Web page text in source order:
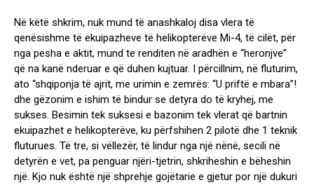
Në këtë shkrim, nuk mund të anashkaloj disa vlera të
qenësishme të ekuipazheve të helikopterëve Mi-4, të cilët, për
nga pesha e aktit, mund te renditen në aradhën e “heronjve”
që na kanë nderuar e që duhen kujtuar. I përcillnim, në fluturim,
ato “shqiponja të ajrit, me urimin e zemrës: “U priftë e mbara”!
dhe gëzonim e ishim të bindur se detyra do të kryhej, me
sukses. Besimin tek suksesi e bazonim tek vlerat që bartnin
ekuipazhet e helikopterëve, ku përfshihen 2 pilotë dhe 1 teknik
fluturues. Të tre, si vëllezër, të lindur nga një nënë, secili në
detyrën e vet, pa penguar njëri-tjetrin, shkriheshin e bëheshin
një. Kjo nuk është një shprehje gojëtarie e gjetur por një dukuri